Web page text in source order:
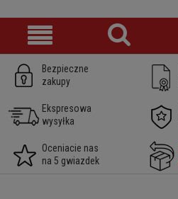
Bezpieczne
zakupy
Ekspresowa
wysyłka
Oceniacie nas
na 5 gwiazdek